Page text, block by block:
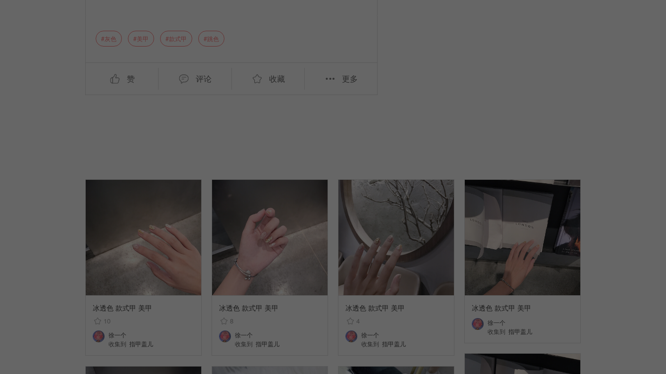
灰色 美甲 款式甲 跳色
赞 评论 收藏 更多
冰透色 款式甲 美甲
10
徐一个
收集到 指甲盖儿
冰透色 款式甲 美甲
8
徐一个
收集到 指甲盖儿
冰透色 款式甲 美甲
4
徐一个
收集到 指甲盖儿
冰透色 款式甲 美甲
徐一个
收集到 指甲盖儿